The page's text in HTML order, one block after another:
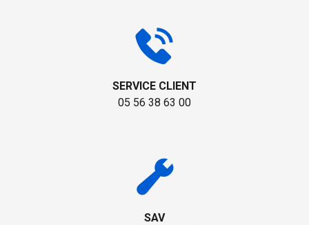
SERVICE CLIENT
05 56 38 63 00
SAV